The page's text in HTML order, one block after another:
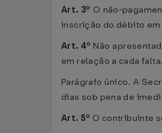
Art. 3º O não-
inscrição do débito em
Art. 4º Não
em relação a cada falta.
Parágrafo único. A
dias sob pena de
Art. 5º O contribuinte